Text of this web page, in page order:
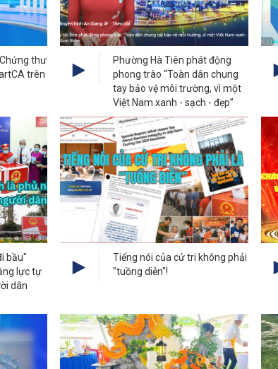
thư
trên
Phường Hà Tiên phát động
phong trào “Toàn dân chung
tay bảo vệ môi trường, vì một
Việt Nam xanh - sạch - đẹp”
bầu"
lực tự
dân
Tiếng nói của cử tri không phải
"tuồng diễn"!